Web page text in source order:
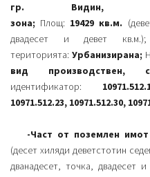
гр. Видин,
зона; Площ: 19429 кв.м.
двадесет и девет кв.м.);
територията: Урбанизирана;
вид производствен,
идентификатор:
10971.512.23, 10971.512.30,
-Част от поземлен имот
(десет хиляди деветстотин
дванадесет, точка, двадесет